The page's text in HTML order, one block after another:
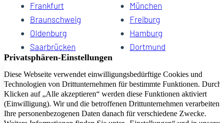
Frankfurt
München
Braunschweig
Freiburg
Oldenburg
Hamburg
Saarbrücken
Dortmund
Hannover
Dresden
Kiel
Wuppertal
Bremen